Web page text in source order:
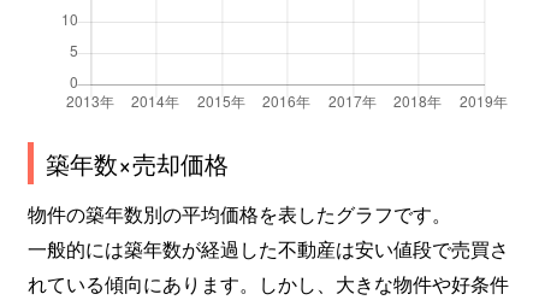
築年数×売却価格
物件の築年数別の平均価格を表したグラフです。
一般的には築年数が経過した不動産は安い値段で売買さ
れている傾向にあります。しかし、大きな物件や好条件